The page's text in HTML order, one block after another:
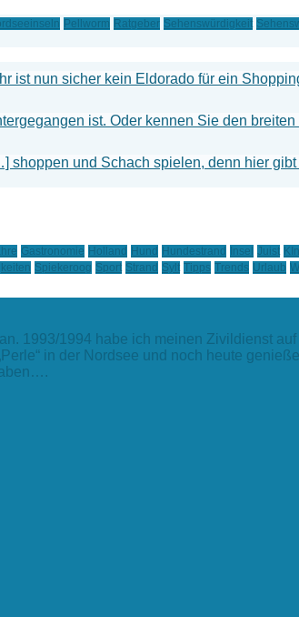
Pellworm Ratgeber Sehenswürdigkeit
ist nun sicher kein Eldorado für ein
ist. Oder kennen Sie den
shoppen und Schach spielen, denn hier
Gastronomie Holland Hund Hundestrand Insel Juist
Spiekeroog Sport Strand Sylt Tipps Trends Urlaub
1993/1994 habe ich meinen Zivildienst
in der Nordsee und noch heute